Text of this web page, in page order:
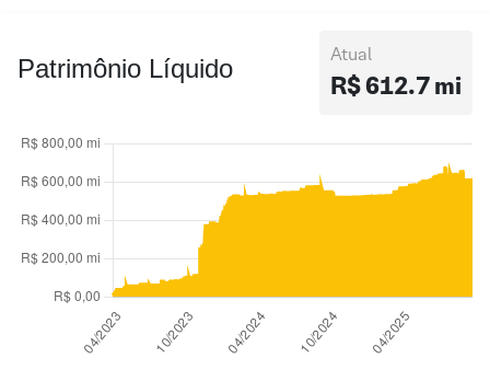
Patrimônio Líquido Atual
R$ 612.7 mi